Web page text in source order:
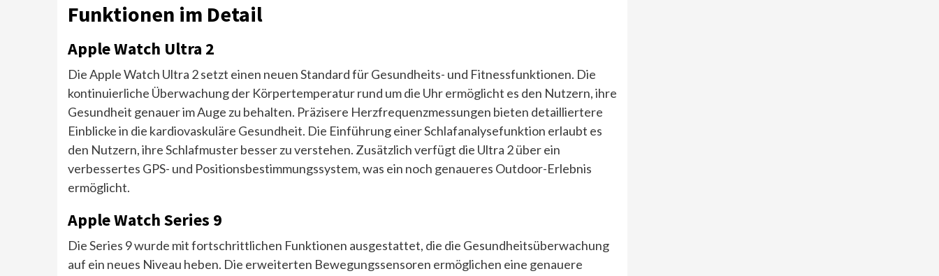
Funktionen im Detail
Apple Watch Ultra 2
Die Apple Watch Ultra 2 setzt einen neuen Standard für Gesundheits- und Fitnessfunktionen. Die
kontinuierliche Überwachung der Körpertemperatur rund um die Uhr ermöglicht es den Nutzern, ihre
Gesundheit genauer im Auge zu behalten. Präzisere Herzfrequenzmessungen bieten detailliertere
Einblicke in die kardiovaskuläre Gesundheit. Die Einführung einer Schlafanalysefunktion erlaubt es
den Nutzern, ihre Schlafmuster besser zu verstehen. Zusätzlich verfügt die Ultra 2 über ein
verbessertes GPS- und Positionsbestimmungssystem, was ein noch genaueres Outdoor-Erlebnis
ermöglicht.
Apple Watch Series 9
Die Series 9 wurde mit fortschrittlichen Funktionen ausgestattet, die die Gesundheitsüberwachung
auf ein neues Niveau heben. Die erweiterten Bewegungssensoren ermöglichen eine genauere